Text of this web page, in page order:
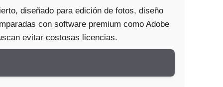
diseñado para edición de fotos, diseño
con software premium como Adobe
evitar costosas licencias.